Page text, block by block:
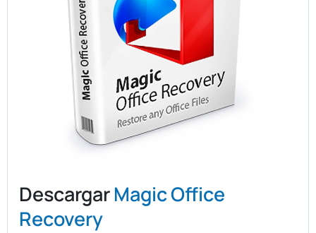
DescargarMagic Office
Recovery